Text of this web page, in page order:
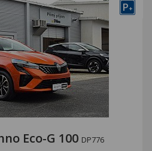
P+
Eco-G 100 DP776